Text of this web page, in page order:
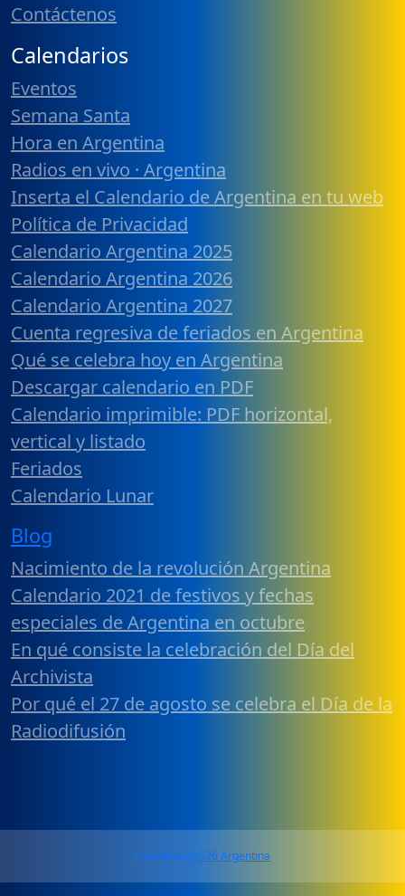
Contáctenos
Calendarios
Eventos
Semana Santa
Hora en Argentina
Radios en vivo · Argentina
Inserta el Calendario de Argentina en tu web
Política de Privacidad
Calendario Argentina 2025
Calendario Argentina 2026
Calendario Argentina 2027
Cuenta regresiva de feriados en Argentina
Qué se celebra hoy en Argentina
Descargar calendario en PDF
Calendario imprimible: PDF horizontal,
vertical y listado
Feriados
Calendario Lunar
Blog
Nacimiento de la revolución Argentina
Calendario 2021 de festivos y fechas
especiales de Argentina en octubre
En qué consiste la celebración del Día del
Archivista
Por qué el 27 de agosto se celebra el Día de la
Radiodifusión
Calendario 2026 Argentina